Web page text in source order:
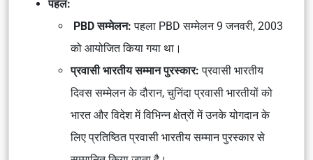
पहल:
PBD सम्मेलन:पहला PBD सम्मेलन 9 जनवरी, 2003
को आयोजित किया गया था।
प्रवासी भारतीय सम्मान पुरस्कार: प्रवासी भारतीय
दिवस सम्मेलन के दौरान, चुनिंदा प्रवासी भारतीयों को
भारत और विदेश में विभिन्न क्षेत्रों में उनके योगदान के
लिए प्रतिष्ठित प्रवासी भारतीय सम्मान पुरस्कार से